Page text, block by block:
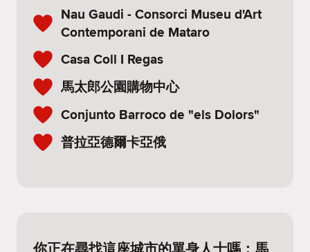
Nau Gaudi - Consorci Museu d'Art
Contemporani de Mataro
Casa Coll I Regas
馬太郎公園購物中心
Conjunto Barroco de "els Dolors"
普拉亞德爾卡亞俄